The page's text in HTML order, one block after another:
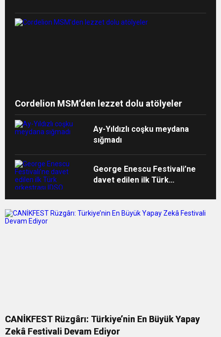
Cordelion MSM’den lezzet dolu atölyeler
Ay-Yıldızlı coşku meydana
sığmadı
George Enescu Festivali’ne
davet edilen ilk Türk
yurda döndü
CANİKFEST Rüzgârı: Türkiye’nin En Büyük Yapay
Zekâ Festivali Devam Ediyor